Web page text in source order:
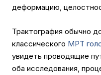
деформацию,
Трактография обычно
классического МРТ
увидеть проводящие
оба исследования,